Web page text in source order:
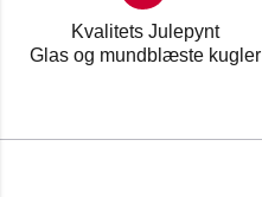
Kvalitets Julepynt
Glas og mundblæste kugler